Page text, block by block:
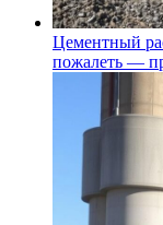
Цементный
пожалеть —